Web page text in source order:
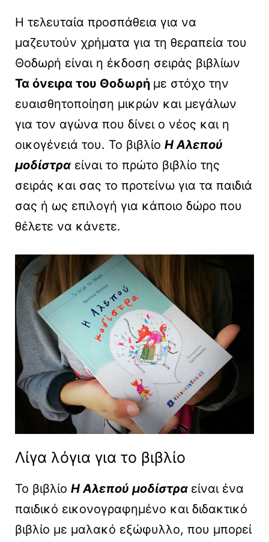
Η τελευταία προσπάθεια για να
μαζευτούν χρήματα για τη θεραπεία του
Θοδωρή είναι η έκδοση σειράς βιβλίων
Τα όνειρα του Θοδωρή με στόχο την
ευαισθητοποίηση μικρών και μεγάλων
για τον αγώνα που δίνει ο νέος και η
οικογένειά του. Το βιβλίο Η Αλεπού
μοδίστρα είναι το πρώτο βιβλίο της
σειράς και σας το προτείνω για τα παιδιά
σας ή ως επιλογή για κάποιο δώρο που
θέλετε να κάνετε.
Λίγα λόγια για το βιβλίο
Το βιβλίο Η Αλεπού μοδίστρα είναι ένα
παιδικό εικονογραφημένο και διδακτικό
βιβλίο με μαλακό εξώφυλλο, που μπορεί